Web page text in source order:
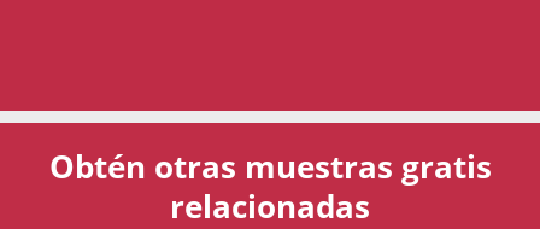
Obtén otras muestras gratis
relacionadas